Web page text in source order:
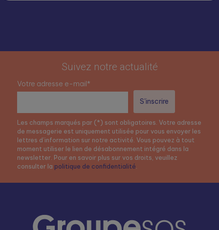
Suivez notre actualité
Votre adresse e-mail*
Les champs marqués par (*) sont obligatoires. Votre adresse
de messagerie est uniquement utilisée pour vous envoyer les
lettres d’information sur notre activité. Vous pouvez à tout
moment utiliser le lien de désabonnement intégré dans la
newsletter. Pour en savoir plus sur vos droits, veuillez
consulter la politique de confidentialité